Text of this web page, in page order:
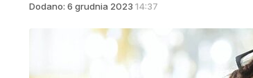
Dodano: 6 grudnia 2023 14:37